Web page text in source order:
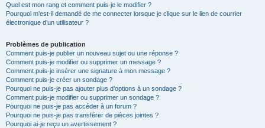
Quel est mon rang et comment puis-je le modifier ?
Pourquoi m’est-il demandé de me connecter lorsque je clique sur le lien de courrier
électronique d’un utilisateur ?
Problèmes de publication
Comment puis-je publier un nouveau sujet ou une réponse ?
Comment puis-je modifier ou supprimer un message ?
Comment puis-je insérer une signature à mon message ?
Comment puis-je créer un sondage ?
Pourquoi ne puis-je pas ajouter plus d’options à un sondage ?
Comment puis-je modifier ou supprimer un sondage ?
Pourquoi ne puis-je pas accéder à un forum ?
Pourquoi ne puis-je pas transférer de pièces jointes ?
Pourquoi ai-je reçu un avertissement ?